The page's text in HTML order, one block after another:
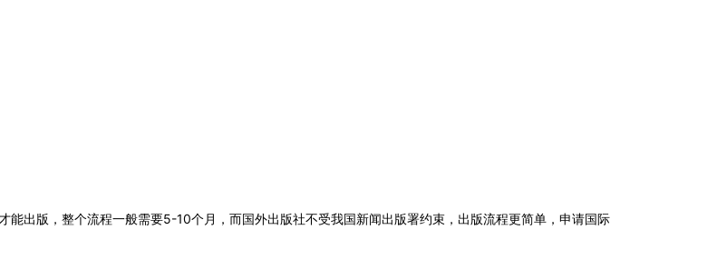
能出版，整个流程一般需要5-10个月，而国外出版社不受我国新闻出版署约束，出版流程更简单，申请国际